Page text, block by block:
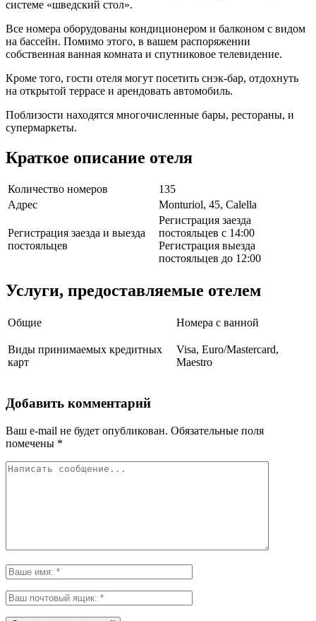
системе «шведский стол».
Все номера оборудованы кондиционером и балконом с видом
на бассейн. Помимо этого, в вашем распоряжении
собственная ванная комната и спутниковое телевидение.
Кроме того, гости отеля могут посетить снэк-бар, отдохнуть
на открытой террасе и арендовать автомобиль.
Поблизости находятся многочисленные бары, рестораны, и
супермаркеты.
Краткое описание отеля
Количество номеров
135
Адрес
Monturiol, 45, Calella
Регистрация заезда и выезда
постояльцев
Регистрация заезда
постояльцев с 14:00
Регистрация выезда
постояльцев до 12:00
Услуги, предоставляемые отелем
Общие Номера с ванной
Виды принимаемых кредитных
карт
Visa, Euro/Mastercard,
Maestro
Добавить комментарий
Ваш e-mail не будет опубликован. Обязательные поля
помечены *